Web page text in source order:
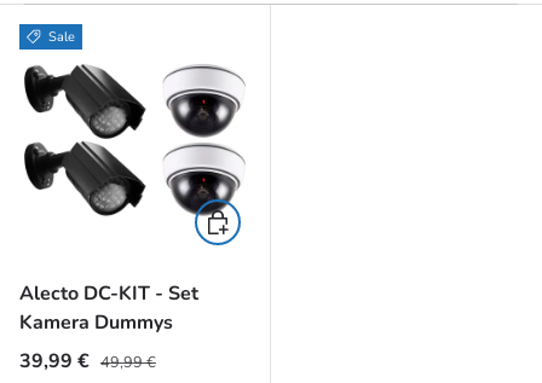
Sale
Alecto DC-KIT - Set
Kamera Dummys
Verkaufspreis
39,99 € Normaler Preis
49,99 €
In den Warenkorb